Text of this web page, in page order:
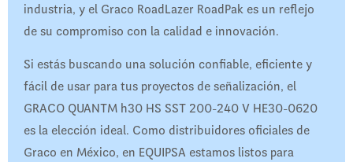
industria, y el Graco RoadLazer RoadPak es un reflejo
de su compromiso con la calidad e innovación.
Si estás buscando una solución confiable, eficiente y
fácil de usar para tus proyectos de señalización, el
GRACO QUANTM h30 HS SST 200-240 V HE30-0620
es la elección ideal. Como distribuidores oficiales de
Graco en México, en EQUIPSA estamos listos para